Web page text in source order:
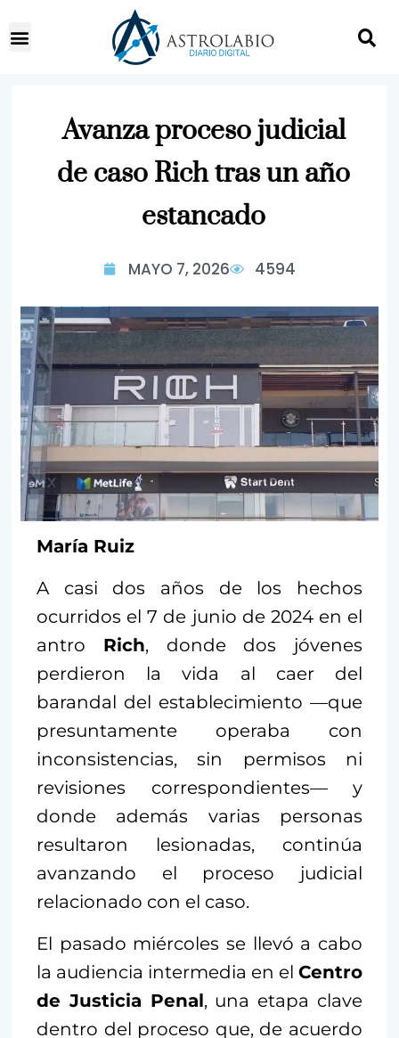
Avanza proceso judicial
de caso Rich tras un año
estancado
MAYO 7, 2026 4594
María Ruiz
A casi dos años de los hechos
ocurridos el 7 de junio de 2024 en el
antro Rich, donde dos jóvenes
perdieron la vida al caer del
barandal del establecimiento —que
presuntamente operaba con
inconsistencias, sin permisos ni
revisiones correspondientes— y
donde además varias personas
resultaron lesionadas, continúa
avanzando el proceso judicial
relacionado con el caso.
El pasado miércoles se llevó a cabo
la audiencia intermedia en el Centro
de Justicia Penal, una etapa clave
dentro del proceso que, de acuerdo